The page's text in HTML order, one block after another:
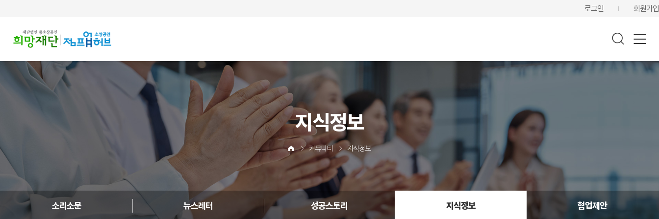
로그인 회원가입
지식정보
커뮤니티 지식정보
소리소문 뉴스레터 성공스토리 지식정보 협업제안